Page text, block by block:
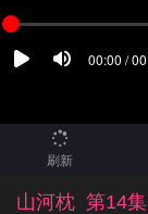
刷新
山河枕 第14集